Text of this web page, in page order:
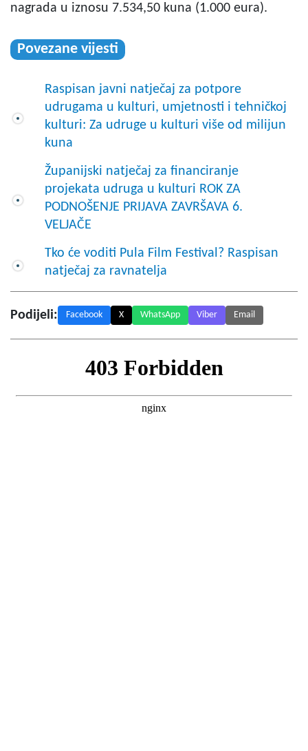
nagrada u iznosu 7.534,50 kuna (1.000 eura).
Povezane vijesti
Raspisan javni natječaj za potpore
udrugama u kulturi, umjetnosti i tehničkoj
kulturi: Za udruge u kulturi više od milijun
kuna
Županijski natječaj za financiranje
projekata udruga u kulturi ROK ZA
PODNOŠENJE PRIJAVA ZAVRŠAVA 6.
VELJAČE
Tko će voditi Pula Film Festival? Raspisan
natječaj za ravnatelja
Podijeli: Facebook X WhatsApp Viber Email